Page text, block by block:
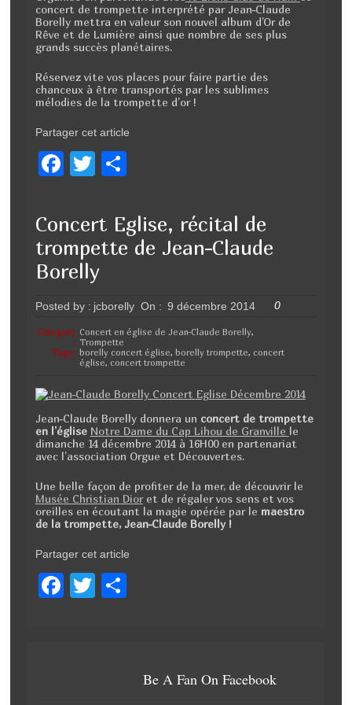
concert de trompette interprété par Jean-Claude
Borelly mettra en valeur son nouvel album d’Or de
Rêve et de Lumière ainsi que nombre de ses plus
grands succès planétaires.
Réservez vite vos places pour faire partie des
chanceux à être transportés par les sublimes
mélodies de la trompette d’or !
Partager cet article
F
c
e
b
o
k
T
tt
er
ta
g
er
Concert Eglise, récital de
trompette de Jean-Claude
Borelly
Posted by : jcborelly On : 9 décembre 2014 0
Category
:
Concert en église de Jean-Claude Borelly,
Trompette
Tags: borelly concert église,borelly trompette, concert
église, concert trompette
Jean-Claude Borelly donnera un concert de trompette
en l’église Notre Dame du Cap Lihou de Granville le
dimanche 14 décembre 2014 à 16H00 en partenariat
avec l’association Orgue et Découvertes.
Une belle façon de profiter de la mer, de découvrir le
Musée Christian Dioret de régaler vos sens et vos
oreilles en écoutant la magie opérée par le maestro
de la trompette, Jean-Claude Borelly !
Partager cet article
F
T
erBe A Fan On Facebook